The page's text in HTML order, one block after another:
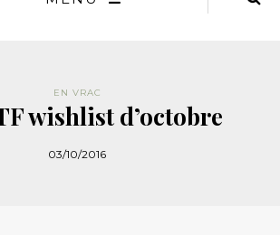
EN VRAC
wishlist d’octobre
03/10/2016